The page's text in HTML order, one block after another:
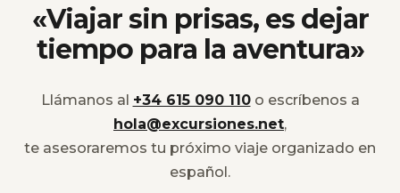
«Viajar sin prisas, es dejar
tiempo para la aventura»
Llámanos al +34 615 090 110o escríbenos a
hola@excursiones.net,
te asesoraremos tu próximo viaje organizado en
español.